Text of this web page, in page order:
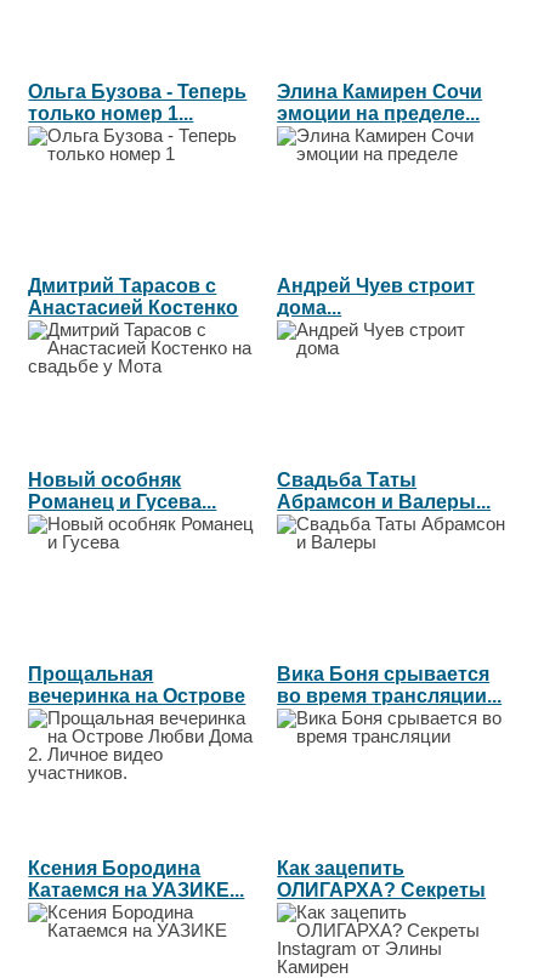
Ольга Бузова - Теперь
только номер 1...
Элина Камирен Сочи
эмоции на пределе...
Дмитрий Тарасов с
Анастасией Костенко
на свадьбе...
Андрей Чуев строит
дома...
Новый особняк
Романец и Гусева...
Свадьба Таты
Абрамсон и Валеры...
Прощальная
вечеринка на Острове
Любви Дома 2....
Вика Боня срывается
во время трансляции...
Ксения Бородина
Катаемся на УАЗИКЕ...
Как зацепить
ОЛИГАРХА? Секреты
Instagram от Элины...